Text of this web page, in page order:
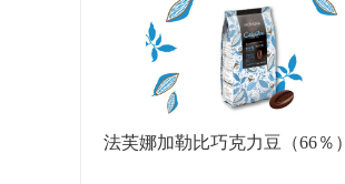
法芙娜加勒比巧克力豆（66％）